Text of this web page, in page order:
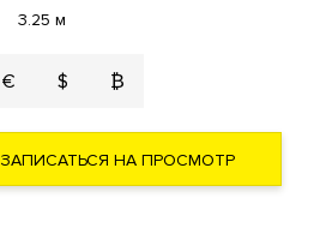
3.25 м
€ $ ₿
ЗАПИСАТЬСЯ НА ПРОСМОТР